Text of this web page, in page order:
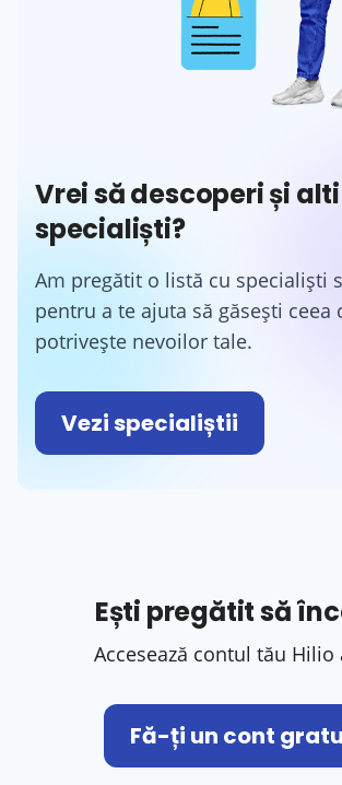
Vrei să descoperi și alti
specialiști?
Am pregătit o listă cu specialiști
pentru a te ajuta să găsești ceea
potrivește nevoilor tale.
Vezi specialiștii
Ești pregătit să
Accesează contul tău Hilio
Fă-ți un cont